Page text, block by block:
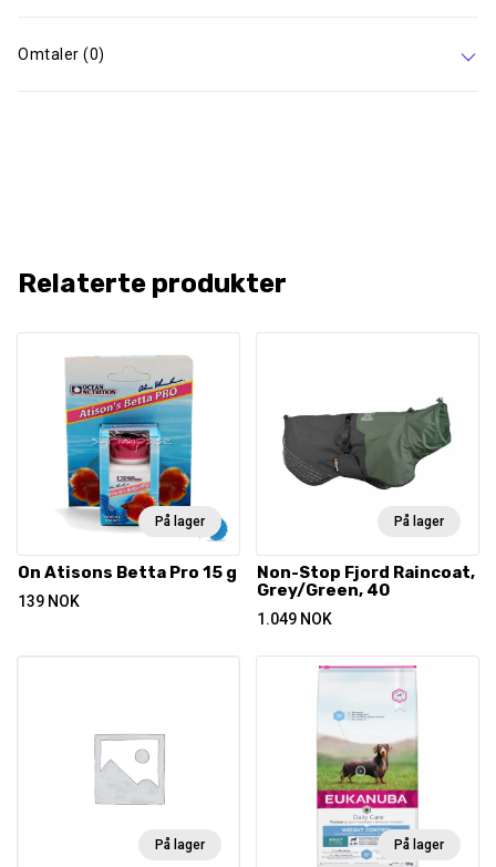
Omtaler (0)
Relaterte produkter
På lager
On Atisons Betta Pro 15 g
139 NOK
På lager
Non-Stop Fjord Raincoat,
Grey/Green, 40
1.049 NOK
På lager På lager